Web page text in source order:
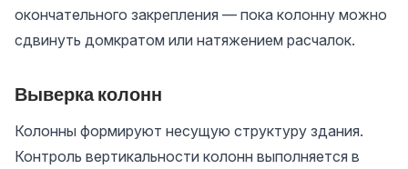
окончательного закрепления — пока колонну можно
сдвинуть домкратом или натяжением расчалок.
Выверка колонн
Колонны формируют несущую структуру здания.
Контроль вертикальности колонн выполняется в